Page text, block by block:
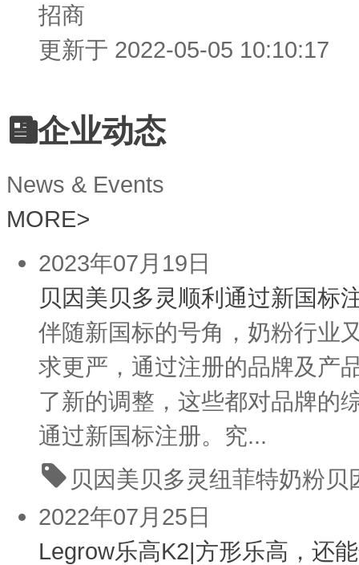
招商
更新于 2022-05-05 10:10:17
企业动态
News & Events
MORE>
2023年07月19日
贝因美贝多灵顺利通过新国标
伴随新国标的号角，奶粉行业
求更严，通过注册的品牌及产
了新的调整，这些都对品牌的
通过新国标注册。究...
贝因美贝多灵纽菲特奶粉贝
2022年07月25日
Legrow乐高K2|方形乐高，还